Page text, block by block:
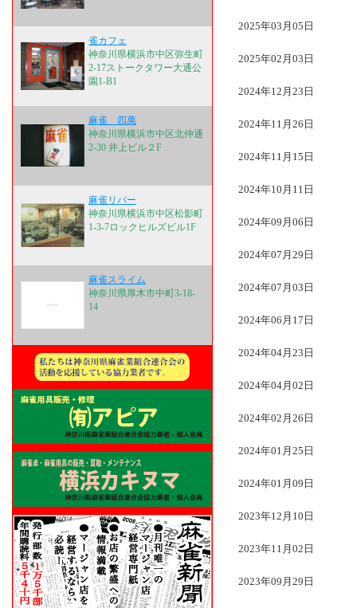
雀カフェ
神奈川県横浜市中区弥生町
2-17ストークタワー大通公
園1-B1
麻雀 四萬
神奈川県横浜市中区北仲通
2-30 井上ビル２F
麻雀リバー
神奈川県横浜市中区松影町
1-3-7ロックヒルズビル1F
麻雀スライム
神奈川県厚木市中町3-18-
14
2025年03月05日
2025年02月03日
2024年12月23日
2024年11月26日
2024年11月15日
2024年10月11日
2024年09月06日
2024年07月29日
2024年07月03日
2024年06月17日
2024年04月23日
2024年04月02日
2024年02月26日
2024年01月25日
2024年01月09日
2023年12月10日
2023年11月02日
2023年09月29日